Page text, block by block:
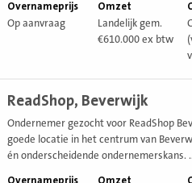
Overnameprijs
Op aanvraag
Omzet
Landelijk gem.
€610.000 ex btw
ReadShop, Beverwijk
Ondernemer gezocht voor ReadShop
goede locatie in het centrum van
én onderscheidende ondernemerskans.
Overnameprijs
Omzet
vestiging